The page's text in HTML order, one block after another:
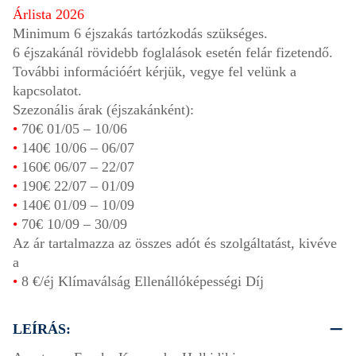
Árlista 2026
Minimum 6 éjszakás tartózkodás szükséges.
6 éjszakánál rövidebb foglalások esetén felár fizetendő.
További információért kérjük, vegye fel velünk a
kapcsolatot.
Szezonális árak (éjszakánként):
• 70€ 01/05 – 10/06
• 140€ 10/06 – 06/07
• 160€ 06/07 – 22/07
• 190€ 22/07 – 01/09
• 140€ 01/09 – 10/09
• 70€ 10/09 – 30/09
Az ár tartalmazza az összes adót és szolgáltatást, kivéve
a
• 8 €/éj Klímaválság Ellenállóképességi Díj
LEÍRÁS: